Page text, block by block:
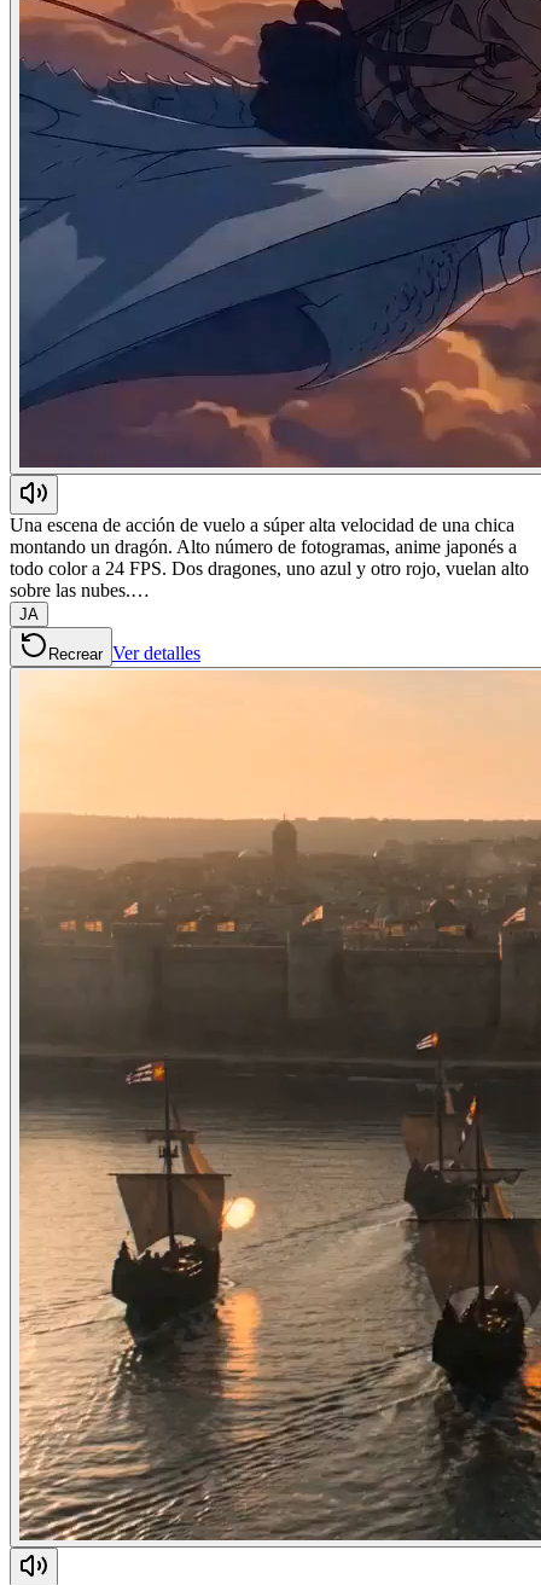
Una escena de acción de vuelo a súper alta velocidad de una chica
montando un dragón. Alto número de fotogramas, anime japonés a
todo color a 24 FPS. Dos dragones, uno azul y otro rojo, vuelan alto
sobre las nubes.…
JA
Recrear Ver detalles